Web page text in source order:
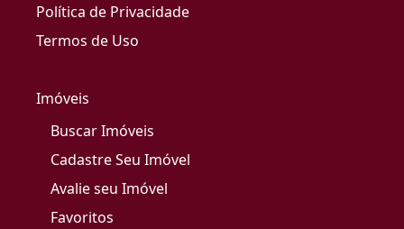
Política de Privacidade
Termos de Uso
Imóveis
Buscar Imóveis
Cadastre Seu Imóvel
Avalie seu Imóvel
Favoritos